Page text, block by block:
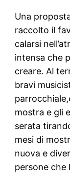
Una
raccolto il
calarsi
intensa che
creare. Al
bravi
mostra e gli
serata
mesi di
nuova e
persone che